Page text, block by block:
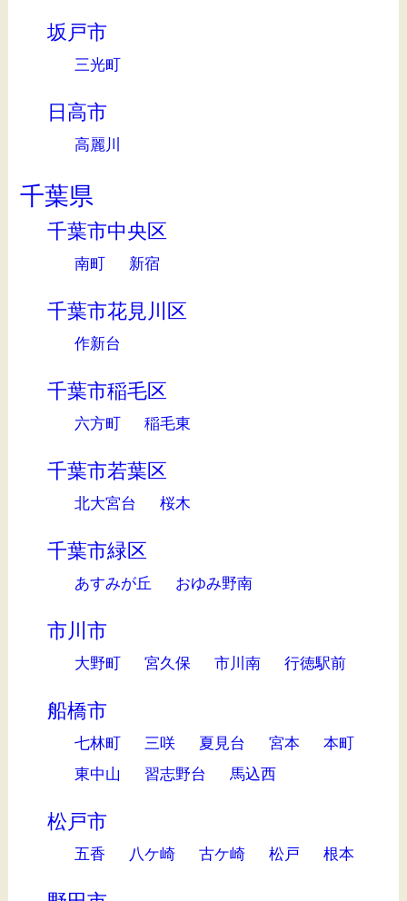
坂戸市
三光町
日高市
高麗川
千葉県
千葉市中央区
南町 新宿
千葉市花見川区
作新台
千葉市稲毛区
六方町 稲毛東
千葉市若葉区
北大宮台 桜木
千葉市緑区
あすみが丘 おゆみ野南
市川市
大野町 宮久保 市川南 行徳駅前
船橋市
七林町 三咲 夏見台 宮本
本町
東中山
習志野台 馬込西
松戸市
五香 八ケ崎 古ケ崎 松戸 根本